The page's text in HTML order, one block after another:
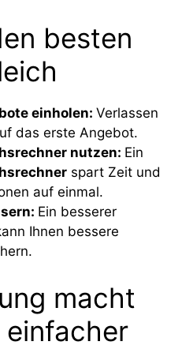
besten
einholen: Verlassen
das erste Angebot.
nutzen: Ein
spart Zeit und
auf einmal.
Ein besserer
Ihnen bessere
macht
einfacher